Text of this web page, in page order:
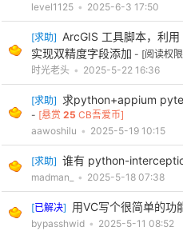
level1125 • 2025-6-3 17:50
[求助] ArcGIS 工具脚本，利
实现双精度字段添加 - [阅读权限
时光老头 • 2025-5-22 16:36
[求助] 求python+appium
- [悬赏 25 CB吾爱币]
aawoshilu • 2025-5-19 10:15
[求助] 谁有 python-
madman_
• 2025-5-18 07:38
[已解决] 用VC写个很简单的功
bypasshwid • 2025-5-11 08:52